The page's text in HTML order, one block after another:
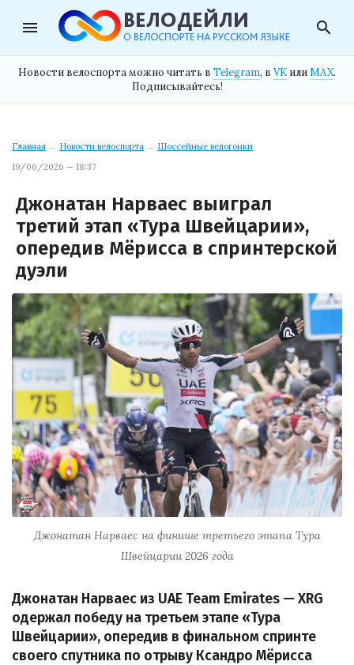
menu search
Новости велоспорта можно читать в Telegram, в VK илиMAX.
Подписывайтесь!
Главная → Новости велоспорта → Шоссейные велогонки
19/06/2026 — 18:37
Джонатан Нарваес выиграл
третий этап «Тура Швейцарии»,
опередив Мёрисса в спринтерской
дуэли
Джонатан Нарваес на финише третьего этапа Тура
Швейцарии 2026 года
Джонатан Нарваес из UAE Team Emirates — XRG
одержал победу на третьем этапе «Тура
Швейцарии», опередив в финальном спринте
своего спутника по отрыву Ксандро Мёрисса